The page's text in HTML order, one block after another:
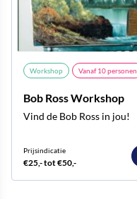
Workshop Vanaf10personen
Bob Ross Workshop
Vind de Bob Ross in jou!
Prijsindicatie
€25,- tot €50,-